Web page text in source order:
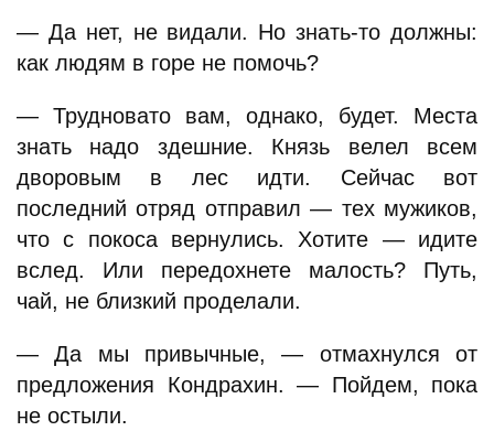
— Да нет, не видали. Но знать-то должны:
как людям в горе не помочь?
— Трудновато вам, однако, будет. Места
знать надо здешние. Князь велел всем
дворовым в лес идти. Сейчас вот
последний отряд отправил — тех мужиков,
что с покоса вернулись. Хотите — идите
вслед. Или передохнете малость? Путь,
чай, не близкий проделали.
— Да мы привычные, — отмахнулся от
предложения Кондрахин. — Пойдем, пока
не остыли.